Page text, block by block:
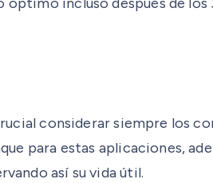
considerar siempre los
para estas aplicaciones,
así su vida útil.